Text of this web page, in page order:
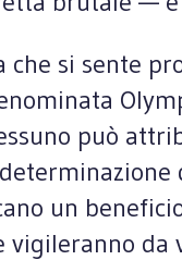
che si sente
può
un
vigileranno da